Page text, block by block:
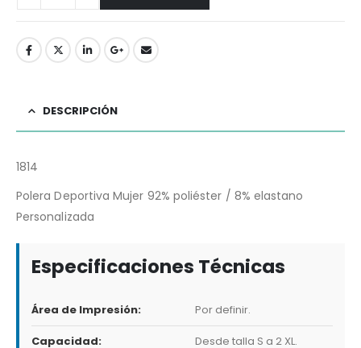
DESCRIPCIÓN
1814
Polera Deportiva Mujer 92% poliéster / 8% elastano
Personalizada
Especificaciones Técnicas
Área de Impresión: Por definir.
Capacidad: Desde talla S a 2 XL.